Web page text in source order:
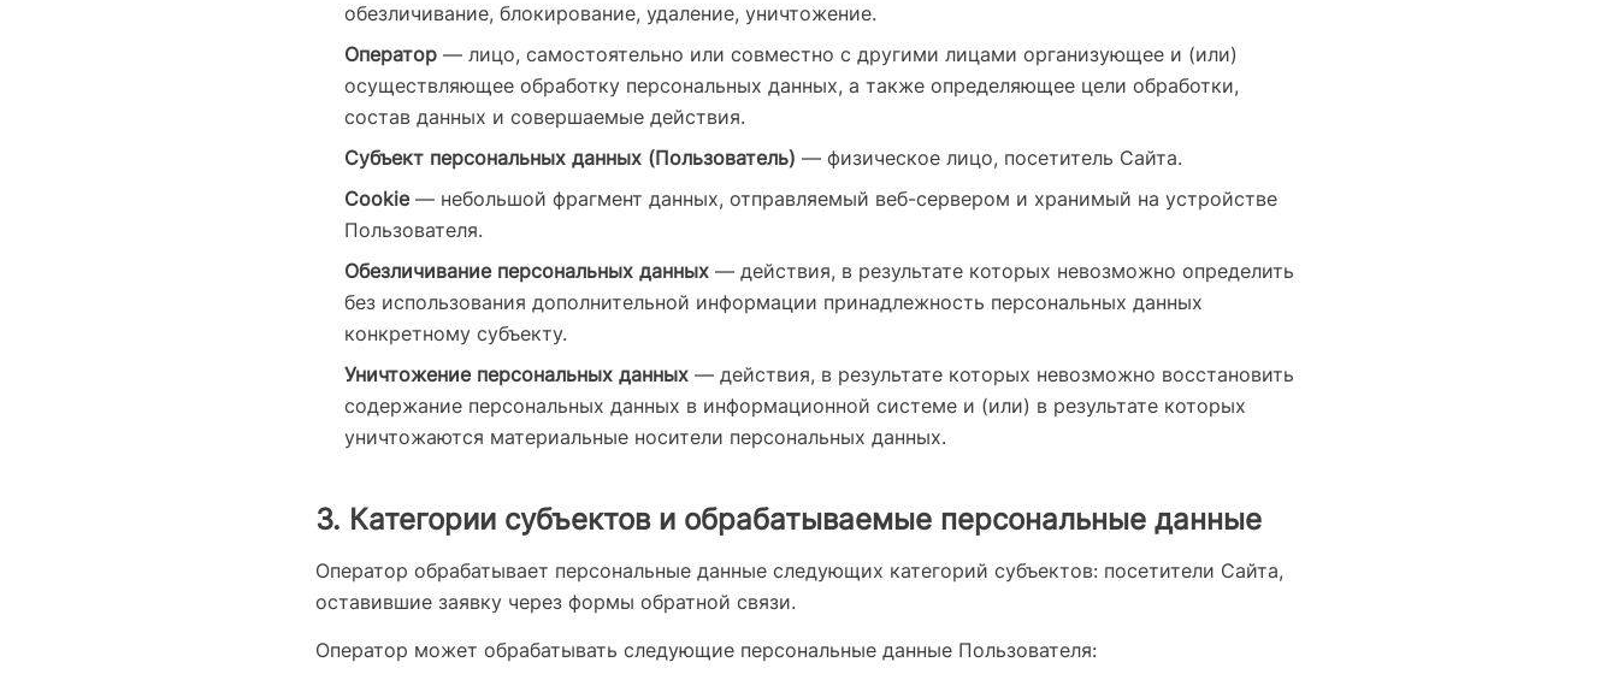
обезличивание, блокирование, удаление, уничтожение.
Оператор — лицо, самостоятельно или совместно с другими лицами организующее и (или)
осуществляющее обработку персональных данных, а также определяющее цели обработки,
состав данных и совершаемые действия.
Субъект персональных данных (Пользователь) — физическое лицо, посетитель Сайта.
Cookie— небольшой фрагмент данных, отправляемый веб-сервером и хранимый на устройстве
Пользователя.
Обезличивание персональных данных — действия, в результате которых невозможно определить
без использования дополнительной информации принадлежность персональных данных
конкретному субъекту.
Уничтожение персональных данных — действия, в результате которых невозможно восстановить
содержание персональных данных в информационной системе и (или) в результате которых
уничтожаются материальные носители персональных данных.
3. Категории субъектов и обрабатываемые персональные данные
Оператор обрабатывает персональные данные следующих категорий субъектов: посетители Сайта,
оставившие заявку через формы обратной связи.
Оператор может обрабатывать следующие персональные данные Пользователя: